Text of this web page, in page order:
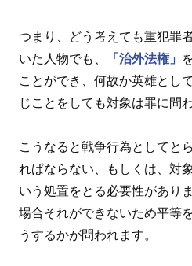
つまり、どう考えても重犯罪
いた人物でも、
「治外法権」
ことができ、何故か英雄とし
じことをしても対象は罪に問
こうなると戦争行為としてと
ればならない、もしくは、対
いう処置をとる必要性があり
場合それができないため平等
うするかが問われます。